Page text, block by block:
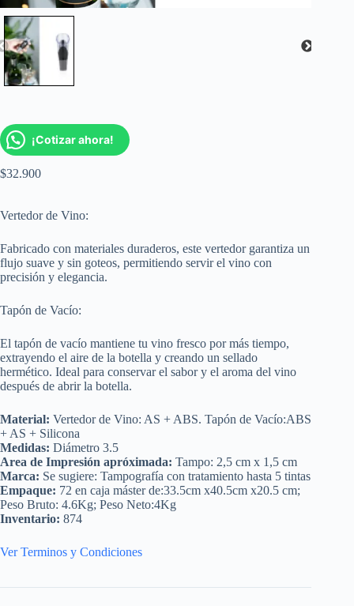
¡Cotizar ahora!
$32.900
Vertedor de Vino:
Fabricado con materiales duraderos, este vertedor garantiza un
flujo suave y sin goteos, permitiendo servir el vino con
precisión y elegancia.
Tapón de Vacío:
El tapón de vacío mantiene tu vino fresco por más tiempo,
extrayendo el aire de la botella y creando un sellado
hermético. Ideal para conservar el sabor y el aroma del vino
después de abrir la botella.
Material: Vertedor de Vino: AS + ABS. Tapón de Vacío:ABS
+ AS + Silicona
Medidas: Diámetro 3.5
Area de Impresión apróximada: Tampo: 2,5 cm x 1,5 cm
Marca: Se sugiere: Tampografía con tratamiento hasta 5 tintas
Empaque: 72 en caja máster de:33.5cm x40.5cm x20.5 cm;
Peso Bruto: 4.6Kg; Peso Neto:4Kg
Inventario: 874
Ver Terminos y Condiciones